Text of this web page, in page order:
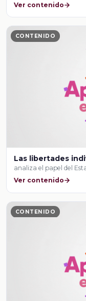
Ver contenido
CONTENIDO
Las libertades
analiza el papel del
Ver contenido
CONTENIDO